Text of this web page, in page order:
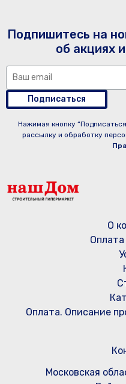
Подпишитесь на
об акциях
Подписаться
Нажимая кнопку
рассылку и обработку
О
Оплата. Описание
Московская